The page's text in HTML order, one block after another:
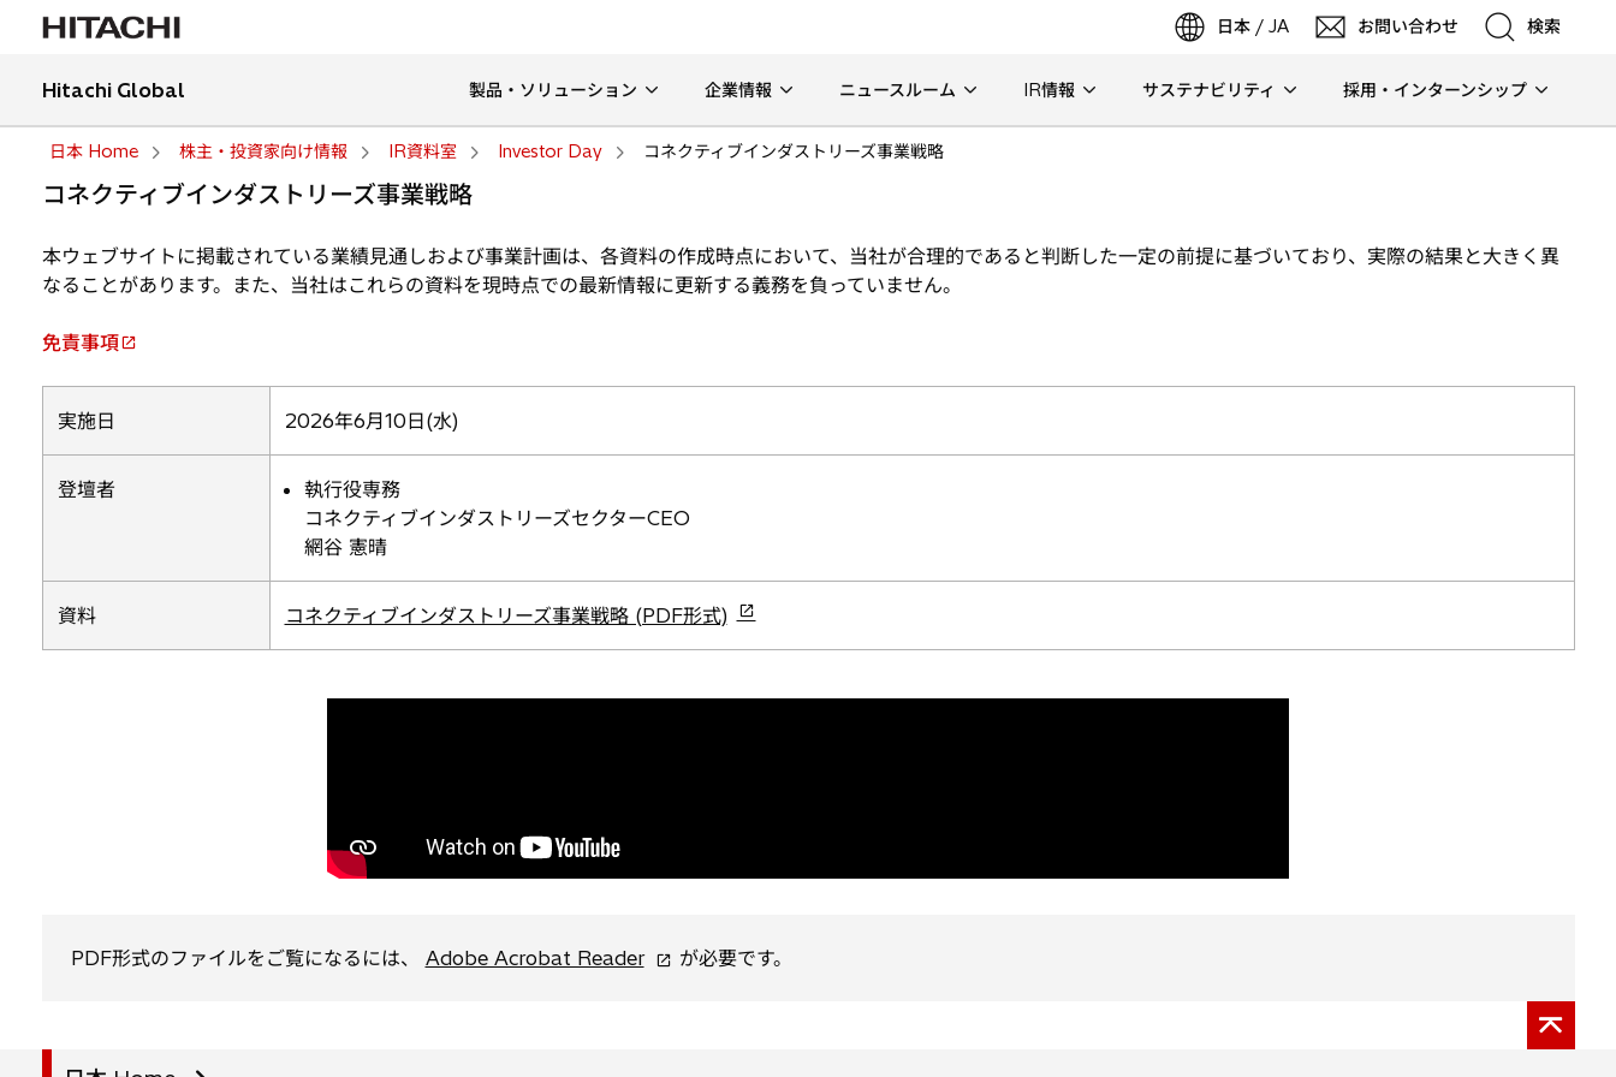
日本 / JA お問い合わせ 検索
検索
Hitachi Global 製品・ソリューション 企業情報 ニュースルーム IR情報 サステナビリティ 採用・インターンシップ
日本 Home 株主・投資家向け情報 IR資料室 Investor Day コネクティブインダストリーズ事業戦略
コネクティブインダストリーズ事業戦略
本ウェブサイトに掲載されている業績見通しおよび事業計画は、各資料の作成時点において、当社が合理的であると判断した一定の前提に基づいており、実際の結果と大きく異
なることがあります。また、当社はこれらの資料を現時点での最新情報に更新する義務を負っていません。
免責事項
新
し
い
で
実施日 2026年6月10日(水)
登壇者
執行役専務
コネクティブインダストリーズセクターCEO
網谷 憲晴
資料 コネクティブインダストリーズ事業戦略 (PDF形式)
新
し
PDF形式のファイルをご覧になるには、 Adobe Acrobat Reader新
が必要です。